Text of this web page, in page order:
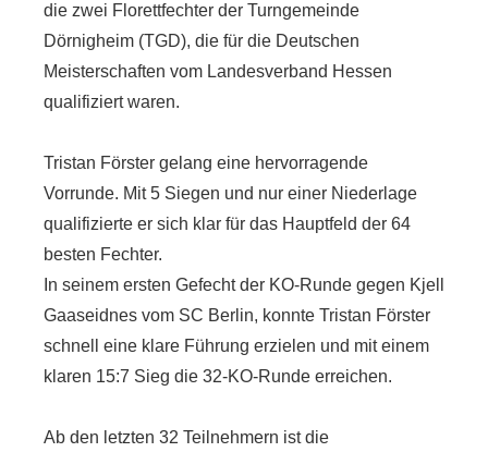
die zwei Florettfechter der Turngemeinde
Dörnigheim (TGD), die für die Deutschen
Meisterschaften vom Landesverband Hessen
qualifiziert waren.
Tristan Förster gelang eine hervorragende
Vorrunde. Mit 5 Siegen und nur einer Niederlage
qualifizierte er sich klar für das Hauptfeld der 64
besten Fechter.
In seinem ersten Gefecht der KO-Runde gegen Kjell
Gaaseidnes vom SC Berlin, konnte Tristan Förster
schnell eine klare Führung erzielen und mit einem
klaren 15:7 Sieg die 32-KO-Runde erreichen.
Ab den letzten 32 Teilnehmern ist die